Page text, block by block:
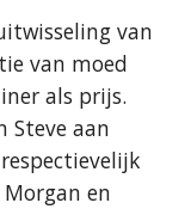
van
van moed
als prijs.
Steve aan
en